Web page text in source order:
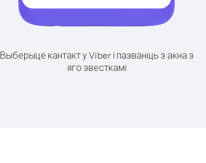
Выберыце кантакт у Viber і пазваніць з акна з
яго звесткамі